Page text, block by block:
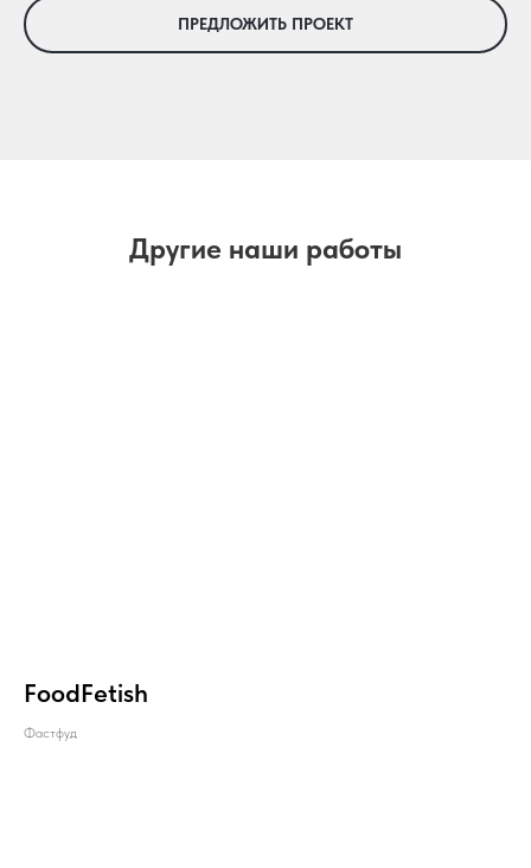
ПРЕДЛОЖИТЬ ПРОЕКТ
Другие наши работы
FoodFetish
Фастфуд